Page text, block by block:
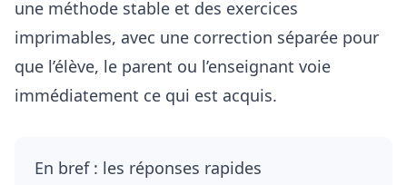
une méthode stable et des exercices
imprimables, avec une correction séparée pour
que l’élève, le parent ou l’enseignant voie
immédiatement ce qui est acquis.
En bref : les réponses rapides